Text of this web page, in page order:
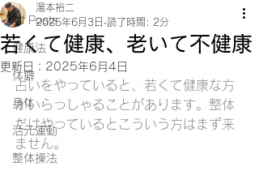
All Posts
健康法
体癖
身体
活元運動
整体操法
若くて健康、老いて不健康
湯本裕二
2025年6月3日 読了時間: 2分
更新日： 2025年6月4日
占いをやっていると、若くて健康な方
がいらっしゃることがあります。整体
だけやっているとこういう方はまず来
ません。